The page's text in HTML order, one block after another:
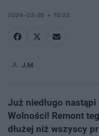
2024-02-29 15:23
J.M
Już niedługo
Wolności! Remont
dłużej niż wszyscy